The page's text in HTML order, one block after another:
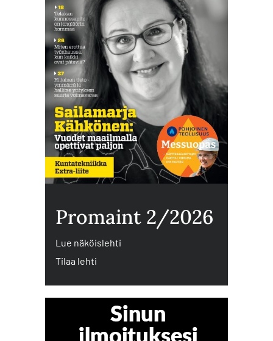
Promaint 2/2026
Lue näköislehti
Tilaa lehti